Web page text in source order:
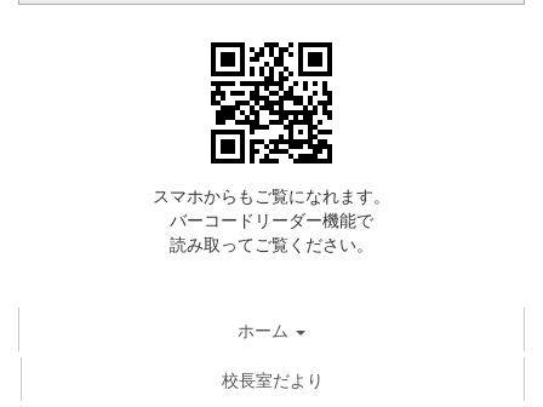
スマホからもご覧になれます。
バーコードリーダー機能で
読み取ってご覧ください。
ホーム
校長室だより